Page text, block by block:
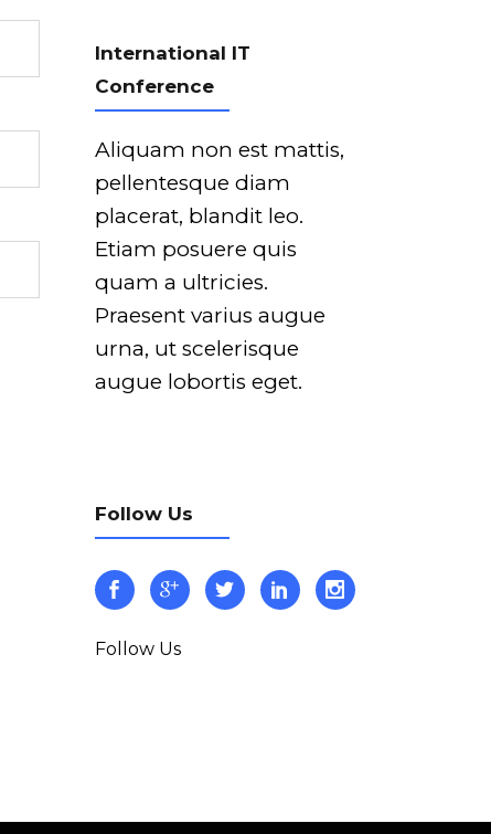
International IT
Conference
Aliquam non est mattis,
pellentesque diam
placerat, blandit leo.
Etiam posuere quis
quam a ultricies.
Praesent varius augue
urna, ut scelerisque
augue lobortis eget.
Follow Us
Follow Us